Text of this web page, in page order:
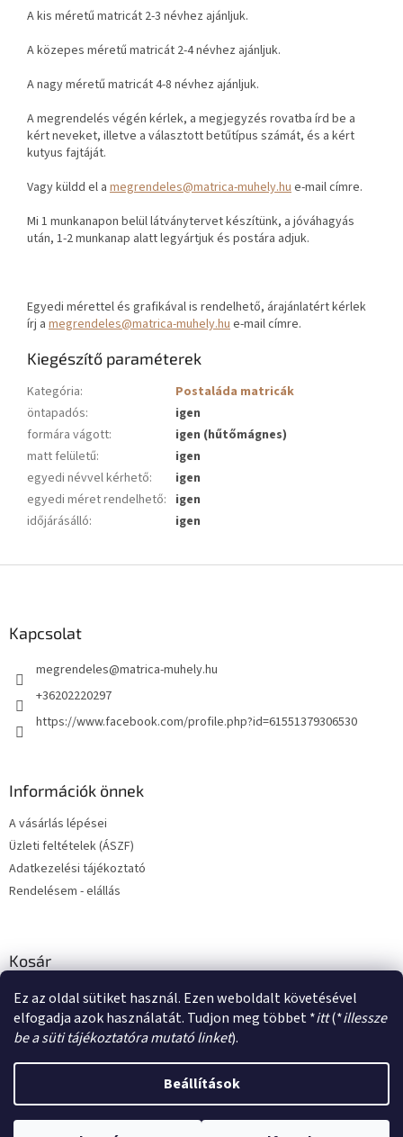
Ez az oldal sütiket használ. Ezen weboldalt követésével
elfogadja azok használatát. Tudjon meg többet *itt(*illessze
be a süti tájékoztatóra mutató linket).
Beállítások
A kis méretű matricát 2-3 névhez ajánljuk.
A közepes méretű matricát 2-4 névhez ajánljuk.
A nagy méretű matricát 4-8 névhez ajánljuk.
A megrendelés végén kérlek, a megjegyzés rovatba írd be a
kért neveket, illetve a választott betűtípus számát, és a kért
kutyus fajtáját.
Vagy küldd el a megrendeles@matrica-muhely.hue-mail címre.
Mi 1 munkanapon belül látványtervet készítünk, a jóváhagyás
után, 1-2 munkanap alatt legyártjuk és postára adjuk.
Egyedi mérettel és grafikával is rendelhető, árajánlatért kérlek
írj a megrendeles@matrica-muhely.hue-mail címre.
Kiegészítő paraméterek
Kategória:
Postaláda matricák
öntapadós:
igen
formára vágott:
igen (hűtőmágnes)
matt felületű:
igen
egyedi névvel kérhető:
igen
egyedi méret rendelhető: igen
időjárásálló: igen
Kapcsolat
megrendeles@matrica-muhely.hu
+36202220297
https://www.facebook.com/profile.php?id=61551379306530
Információk önnek
A vásárlás lépései
Üzleti feltételek (ÁSZF)
Adatkezelési tájékoztató
Rendelésem - elállás
Kosár
0DB /0 FT
Copyright 2026Matrica Műhely. Minden jog fenntartva.Süti